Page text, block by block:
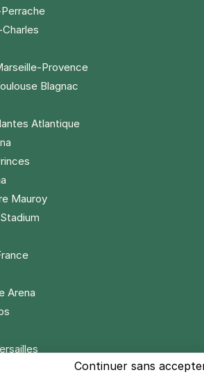
Provence
Blagnac
Atlantique
Mauroy
Arena
Continuer sans